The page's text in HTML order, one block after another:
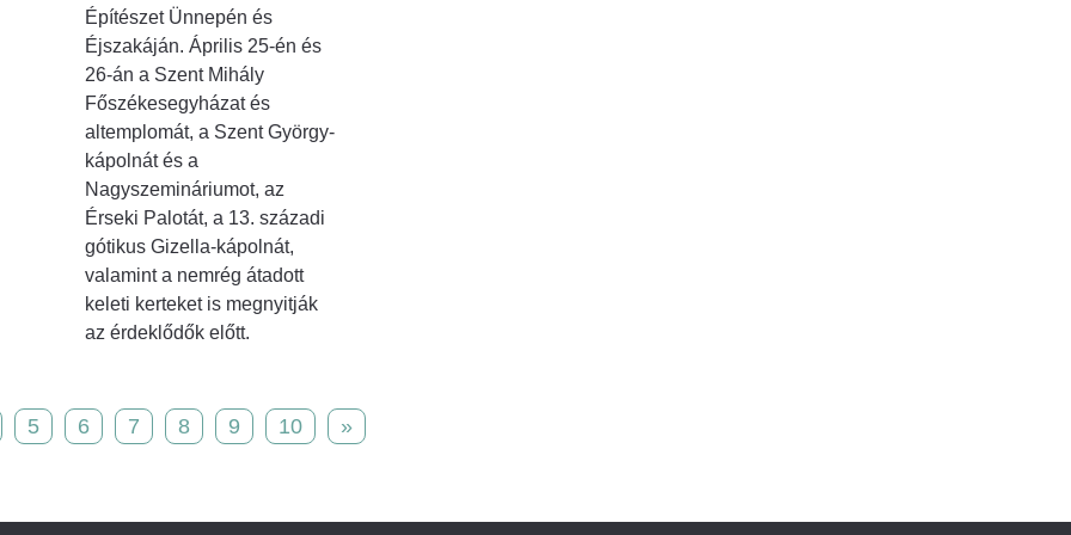
Építészet Ünnepén és
Éjszakáján. Április 25-én és
26-án a Szent Mihály
Főszékesegyházat és
altemplomát, a Szent György-
kápolnát és a
Nagyszemináriumot, az
Érseki Palotát, a 13. századi
gótikus Gizella-kápolnát,
valamint a nemrég átadott
keleti kerteket is megnyitják
az érdeklődők előtt.
5 6 7 8 9 10 »